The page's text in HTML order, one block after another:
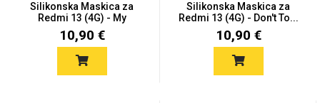
Silikonska Maskica za
Redmi 13 (4G) - My
Passw...
10,90 €
Silikonska Maskica za
Redmi 13 (4G) - Don't To...
10,90 €